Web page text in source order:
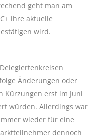
geht man am
ihre aktuelle
wird.
Änderungen oder
Kürzungen erst im Juni
würden. Allerdings war
wieder für eine
dennoch